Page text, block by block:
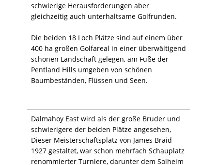
schwierige Herausforderungen aber
gleichzeitig auch unterhaltsame Golfrunden.
Die beiden 18 Loch Plätze sind auf einem über
400 ha großen Golfareal in einer überwältigend
schönen Landschaft gelegen, am Fuße der
Pentland Hills umgeben von schönen
Baumbeständen, Flüssen und Seen.
Dalmahoy East wird als der große Bruder und
schwierigere der beiden Plätze angesehen,
Dieser Meisterschaftsplatz von James Braid
1927 gestaltet, war schon mehrfach Schauplatz
renommierter Turniere, darunter dem Solheim